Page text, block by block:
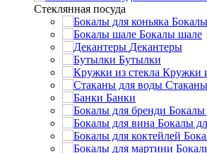
Стеклянная посуда
Бокалы шале
Декантеры
Бутылки
Кружки
Банки
Бокалы
Бокалы